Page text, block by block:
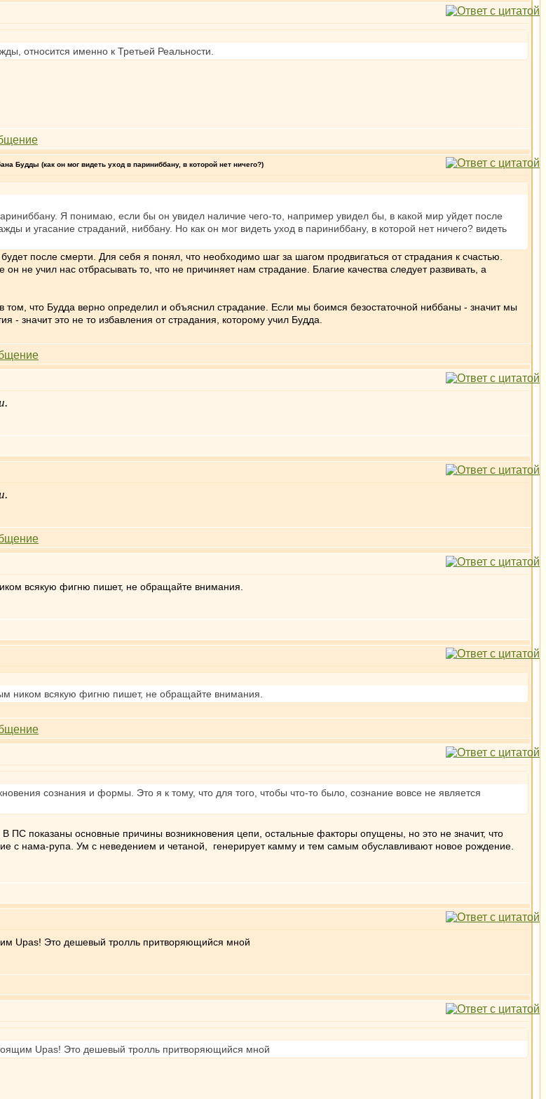
относится именно к Третьей Реальности.
Будды (как он мог видеть уход в париниббану, в которой нет ничего?)
Я понимаю, если бы он увидел наличие чего-то, например увидел бы, в какой мир уйдет после
и угасание страданий, ниббану. Но как он мог видеть уход в париниббану, в которой нет ничего? видеть
после смерти. Для себя я понял, что необходимо шаг за шагом продвигаться от страдания к счастью.
не учил нас отбрасывать то, что не причиняет нам страдание. Благие качества следует развивать, а
что Будда верно определил и объяснил страдание. Если мы боимся безостаточной ниббаны - значит мы
значит это не то избавления от страдания, которому учил Будда.
всякую фигню пишет, не обращайте внимания.
ником всякую фигню пишет, не обращайте внимания.
сознания и формы. Это я к тому, что для того, чтобы что-то было, сознание вовсе не является
ПС показаны основные причины возникновения цепи, остальные факторы опущены, но это не значит, что
с нама-рупа. Ум с неведением и четаной, генерирует камму и тем самым обуславливают новое рождение.
Upas! Это дешевый тролль притворяющийся мной
Upas! Это дешевый тролль притворяющийся мной